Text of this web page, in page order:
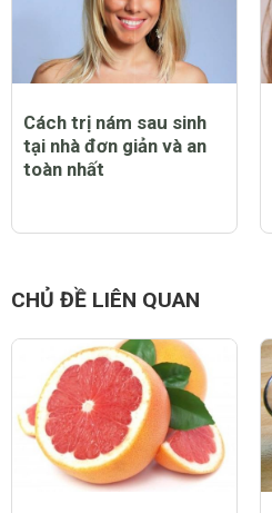
Cách trị nám sau sinh
tại nhà đơn giản và an
toàn nhất
CHỦ ĐỀ LIÊN QUAN